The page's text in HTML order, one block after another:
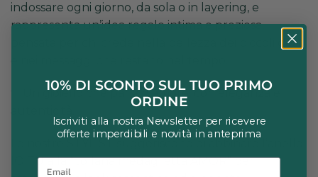
indossare ogni giorno, da sola o in layering, e
rappresenta un’idea regalo intima e preziosa,
pensata per chi crede nella bellezza dei piccoli gesti
✨ Un gioiello che parla d’amore, con eleganza e
Le nostre STYLIST suggeriscono di abbinare
IO TUalla “collana medaglietta AMOR” per
10% DI SCONTO SUL TUO PRIMO
ORDINE
Iscriviti alla nostra Newsletter per ricevere
offerte imperdibili e novità in anteprima
Email